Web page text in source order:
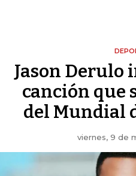
Jason Derulo
canción que
del Mundial
viernes, 9 de